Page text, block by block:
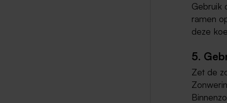
Gebruik
ramen
deze
5.
Zet de